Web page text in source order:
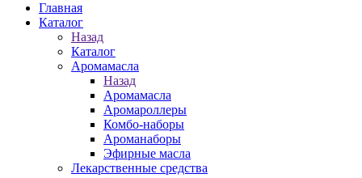
Главная
Каталог
Назад
Каталог
Аромамасла
Назад
Аромамасла
Аромароллеры
Комбо-наборы
Ароманаборы
Эфирные масла
Лекарственные средства